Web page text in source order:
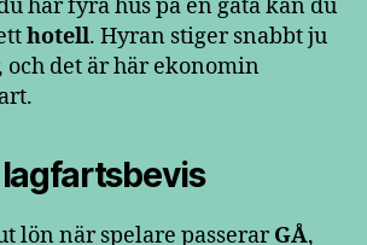
har fyra hus på en gata kan du
hotell. Hyran stiger snabbt ju
och det är här ekonomin
lön när spelare passerarGÅ,